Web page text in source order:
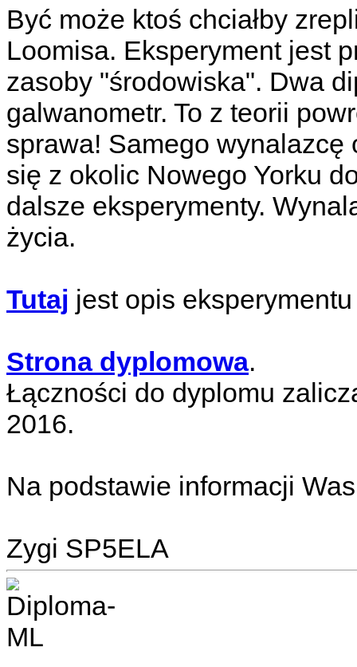
Być może ktoś chciałby
Loomisa. Eksperyment jest
zasoby "środowiska". Dwa
galwanometr. To z teorii
sprawa! Samego wynalazcę
się z okolic Nowego Yorku
dalsze eksperymenty.
życia.
Tutaj jest opis
Strona dyplomowa.
Łączności do dyplomu
2016.
Na podstawie informacji
Zygi SP5ELA